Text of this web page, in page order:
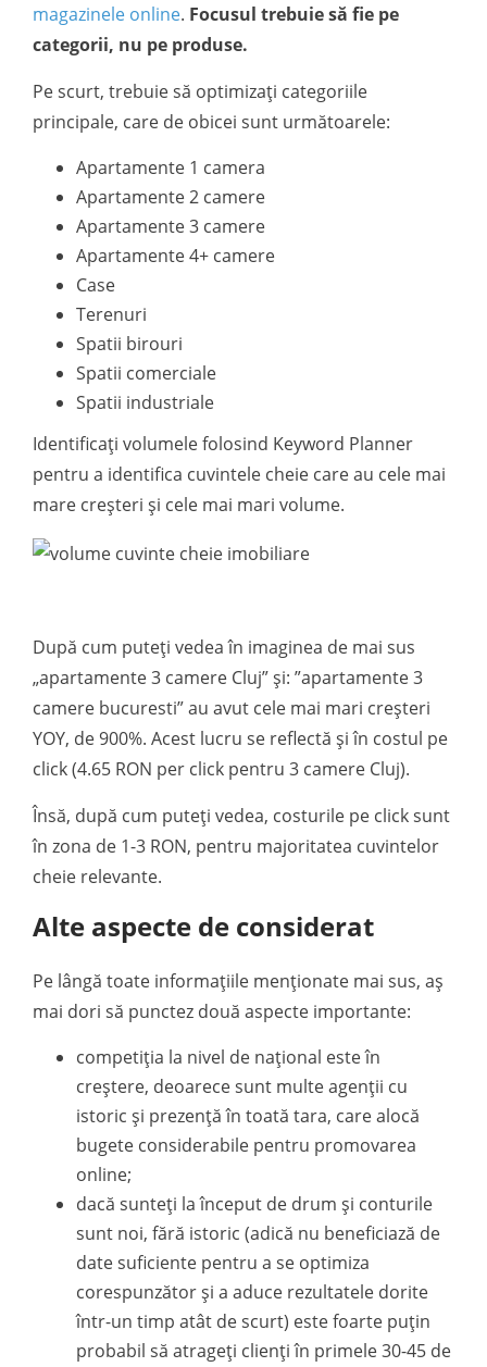
magazinele online. Focusul trebuie să fie pe
categorii, nu pe produse.
Pe scurt, trebuie să optimizați categoriile
principale, care de obicei sunt următoarele:
Apartamente 1 camera
Apartamente 2 camere
Apartamente 3 camere
Apartamente 4+ camere
Case
Terenuri
Spatii birouri
Spatii comerciale
Spatii industriale
Identificați volumele folosind Keyword Planner
pentru a identifica cuvintele cheie care au cele mai
mare creșteri și cele mai mari volume.
După cum puteți vedea în imaginea de mai sus
„apartamente 3 camere Cluj” și: ”apartamente 3
camere bucuresti” au avut cele mai mari creșteri
YOY, de 900%. Acest lucru se reflectă și în costul pe
click (4.65 RON per click pentru 3 camere Cluj).
Însă, după cum puteți vedea, costurile pe click sunt
în zona de 1-3 RON, pentru majoritatea cuvintelor
cheie relevante.
Alte aspecte de considerat
Pe lângă toate informațiile menționate mai sus, aș
mai dori să punctez două aspecte importante:
competiția la nivel de național este în
creștere, deoarece sunt multe agenții cu
istoric și prezență în toată tara, care alocă
bugete considerabile pentru promovarea
online;
dacă sunteți la început de drum și conturile
sunt noi, fără istoric (adică nu beneficiază de
date suficiente pentru a se optimiza
corespunzător și a aduce rezultatele dorite
într-un timp atât de scurt) este foarte puțin
probabil să atrageți clienți în primele 30-45 de